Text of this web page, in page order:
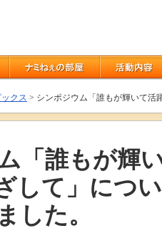
ックス > シンポジウム「誰もが輝いて活
「誰もが輝
して」につ
した。